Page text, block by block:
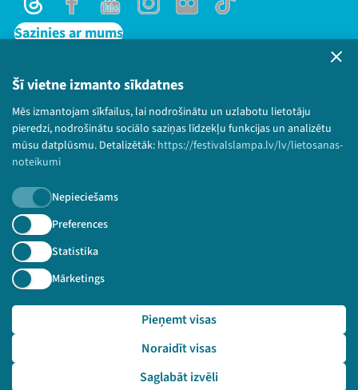
Šī vietne izmanto sīkdatnes
Mēs izmantojam sīkfailus, lai nodrošinātu un uzlabotu lietotāju
pieredzi, nodrošinātu sociālo saziņas līdzekļu funkcijas un analizētu
mūsu datplūsmu. Detalizētāk: https://festivalslampa.lv/lv/lietosanas-
noteikumi
Nepieciešams
Preferences
Statistika
Mārketings
Saglabāt izvēli
Noraidīt visas
Pieņemt visas
ThreadsFacebookYoutubeInstagram
Flick TikTok
Sazinies ar mums
Lietošanas noteikumi un sīkdatņu politika
Bērnu aizsardzības politika
© 2026 Sarunu festivāls LAMPA Visas tiesības
paturētas.
Piesakies jaunumiem!
Nepalaid garām aktuālāko informāciju!
Pieteikties
🔗 https://festivalslampa.lv/lv/dalibnieki/5780